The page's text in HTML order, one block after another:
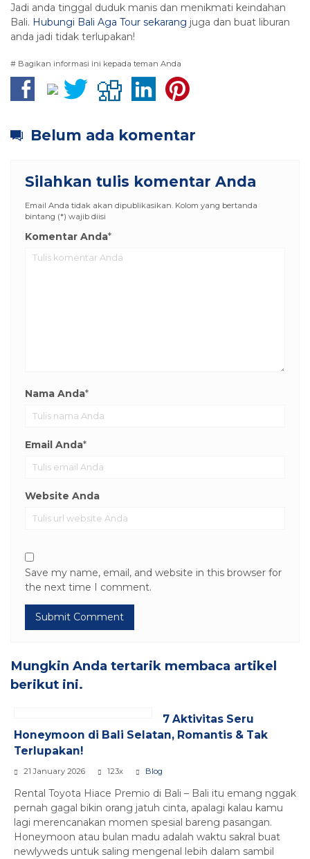
Jadi anda tinggal duduk manis dan menikmati keindahan
Bali. Hubungi Bali Aga Tour sekarang juga dan buat liburan
anda jadi tidak terlupakan!
# Bagikan informasi ini kepada teman Anda
Belum ada komentar
Silahkan tulis komentar Anda
Email Anda tidak akan dipublikasikan. Kolom yang bertanda
bintang (*) wajib diisi
Komentar Anda*
Nama Anda*
Email Anda*
Website Anda
Save my name, email, and website in this browser for
the next time I comment.
Mungkin Anda tertarik membaca artikel
berikut ini.
7 Aktivitas Seru
Honeymoon di Bali Selatan, Romantis & Tak
Terlupakan!
21 January 2026 123x Blog
Rental Toyota Hiace Premio di Bali – Bali itu emang nggak
pernah gagal bikin orang jatuh cinta, apalagi kalau kamu
lagi merencanakan momen spesial bareng pasangan.
Honeymoon atau bulan madu adalah waktu sakral buat
newlyweds untuk saling mengenal lebih dalam sambil